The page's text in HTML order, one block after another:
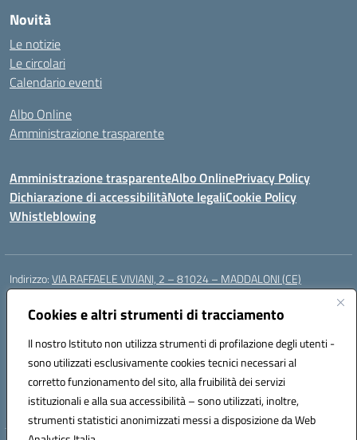
Cookies e altri strumenti di tracciamento
Il nostro Istituto non utilizza strumenti di profilazione degli utenti -
sono utilizzati esclusivamente cookies tecnici necessari al
corretto funzionamento del sito, alla fruibilità dei servizi
istituzionali e alla sua accessibilità – sono utilizzati, inoltre,
strumenti statistici anonimizzati messi a disposizione da Web
Novità
Le notizie
Le circolari
Calendario eventi
Albo Online
Amministrazione trasparente
Amministrazione trasparenteAlbo OnlinePrivacy Policy
Dichiarazione di accessibilitàNote legaliCookie Policy
Whistleblowing
Indirizzo:VIA RAFFAELE VIVIANI, 2 – 81024 – MADDALONI (CE)
Centralino:
Posta elettronica certificata (PEC):ceic8av00r@pec.istruzione.it
Codice fiscale: 93086020612
Codice meccanografico:CEIC8AV00R
Codice Indice delle Pubbliche Amministrazioni (IPA): icamm
Codice unico di fatturazione (CUF): UF8WE6